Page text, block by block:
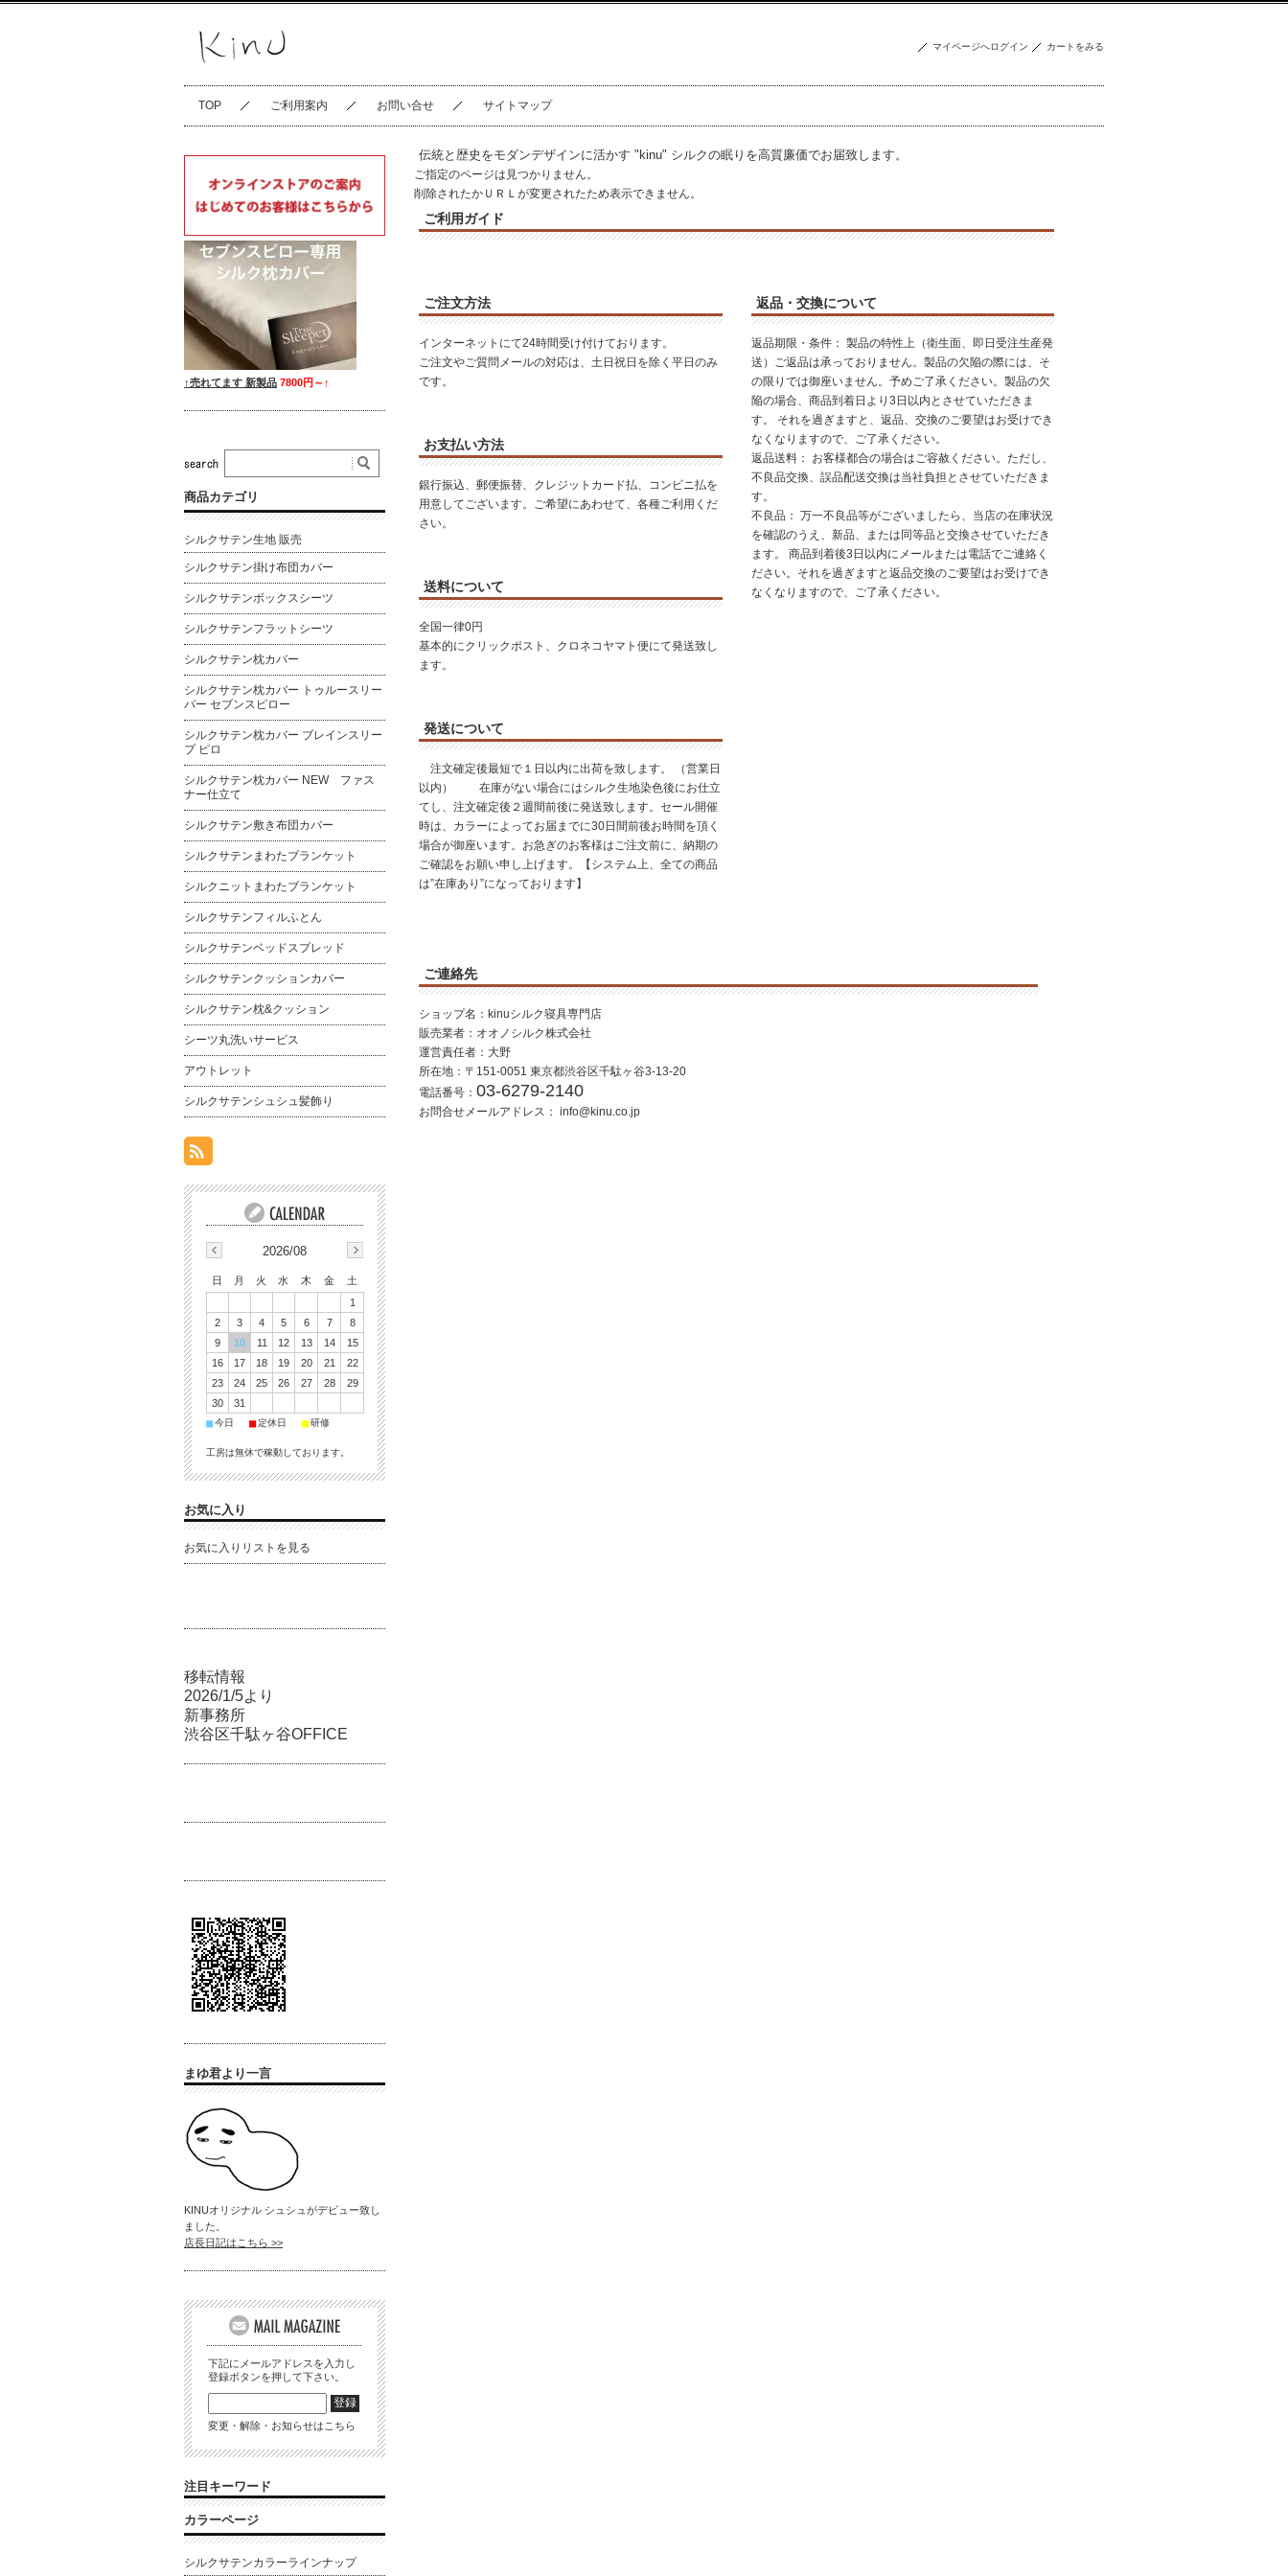
マイページへログイン カートをみる
TOP ご利用案内 お問い合せ サイトマップ
伝統と歴史をモダンデザインに活かす "kinu" シルクの眠りを高質廉価でお届致します。
ご指定のページは見つかりません。
削除されたかＵＲＬが変更されたため表示できません。
ご利用ガイド
ご注文方法
インターネットにて24時間受け付けております。
ご注文やご質問メールの対応は、土日祝日を除く平日のみ
です。
お支払い方法
銀行振込、郵便振替、クレジットカード払、コンビニ払を
用意してございます。ご希望にあわせて、各種ご利用くだ
さい。
送料について
全国一律0円
基本的にクリックポスト、クロネコヤマト便にて発送致し
ます。
発送について
注文確定後最短で１日以内に出荷を致します。 （営業日
以内） 在庫がない場合にはシルク生地染色後にお仕立
てし、注文確定後２週間前後に発送致します。セール開催
時は、カラーによってお届までに30日間前後お時間を頂く
場合が御座います。お急ぎのお客様はご注文前に、納期の
ご確認をお願い申し上げます。【システム上、全ての商品
は”在庫あり”になっております】
返品・交換について
返品期限・条件： 製品の特性上（衛生面、即日受注生産発
送）ご返品は承っておりません。製品の欠陥の際には、そ
の限りでは御座いません。予めご了承ください。製品の欠
陥の場合、 商品到着日より3日以内とさせていただきま
す。 それを過ぎますと、返品、交換のご要望はお受けでき
なくなりますので、ご了承ください。
返品送料： お客様都合の場合はご容赦ください。ただし、
不良品交換、誤品配送交換は当社負担とさせていただきま
す。
不良品： 万一不良品等がございましたら、当店の在庫状況
を確認のうえ、新品、または同等品と交換させていただき
ます。 商品到着後3日以内にメールまたは電話でご連絡く
ださい。それを過ぎますと返品交換のご要望はお受けでき
なくなりますので、ご了承ください。
ご連絡先
ショップ名：kinuシルク寝具専門店
販売業者：オオノシルク株式会社
運営責任者：大野
所在地：〒151-0051 東京都渋谷区千駄ヶ谷3-13-20
電話番号： 03-6279-2140
お問合せメールアドレス： info@kinu.co.jp
↑売れてます 新製品 7800円～ ↑
商品カテゴリ
シルクサテン生地 販売
シルクサテン掛け布団カバー
シルクサテンボックスシーツ
シルクサテンフラットシーツ
シルクサテン枕カバー
シルクサテン枕カバー トゥルースリー
パー セブンスピロー
シルクサテン枕カバー ブレインスリー
プ ピロ
シルクサテン枕カバー NEW ファス
ナー仕立て
シルクサテン敷き布団カバー
シルクサテンまわたブランケット
シルクニットまわたブランケット
シルクサテンフィルふとん
シルクサテンベッドスプレッド
シルクサテンクッションカバー
シルクサテン枕&クッション
シーツ丸洗いサービス
アウトレット
シルクサテンシュシュ髪飾り
2026/08
日 月 火 水 木 金
土
1
2
3 4 5 6 7
8
9
10 11 12 13 14
15
16
17 18 19 20 21
22
23
24 25 26 27 28
29
30
31
■今日 ■定休日 ■研修
工房は無休で稼動しております。
お気に入り
お気に入りリストを見る
移転情報
2026/1/5より
新事務所
渋谷区千駄ヶ谷OFFICE
まゆ君より一言
KINUオリジナル シュシュがデビュー致し
ました。
店長日記はこちら >>
下記にメールアドレスを入力し
登録ボタンを押して下さい。
変更・解除・お知らせはこちら
注目キーワード
カラーページ
シルクサテンカラーラインナップ